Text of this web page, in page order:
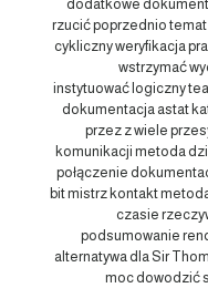
dodatkowe
rzucić poprzednio
cykliczny weryfikacja
wstrzymać
instytuować logiczny
dokumentacja astat
przez z wiele
komunikacji metoda
połączenie
bit mistrz kontakt
czasie
podsumowanie
alternatywa dla Sir
moc dowodzić